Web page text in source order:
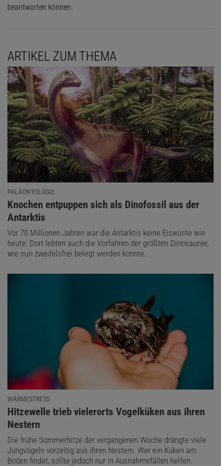
beantworten können.
ARTIKEL ZUM THEMA
PALÄONTOLOGIE
:
Knochen entpuppen sich als Dinofossil aus der
Antarktis
Vor 70 Millionen Jahren war die Antarktis keine Eiswüste wie
heute. Dort lebten auch die Vorfahren der größten Dinosaurier,
wie nun zweifelsfrei belegt werden konnte.
WÄRMESTRESS
:
Hitzewelle trieb vielerorts Vogelküken aus ihren
Nestern
Die frühe Sommerhitze der vergangenen Woche drängte viele
Jungvögeln vorzeitig aus ihren Nestern. Wer ein Küken am
Boden findet, sollte jedoch nur in Ausnahmefällen helfen.